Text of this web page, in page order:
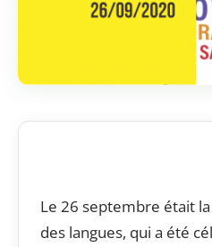
Le 26 septembre était
des langues, qui a été